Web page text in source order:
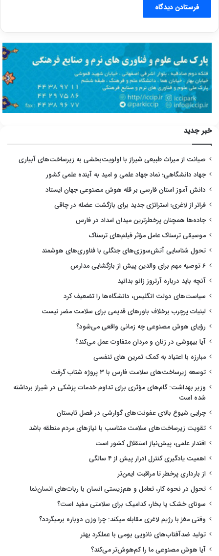
خبر جدید
صیانت از میراث طبیعی شیراز با اولویت‌بخشی به زیرساخت‌های آبیاری
جهاد دانشگاهی؛ نماد جهاد علمی و امید به آینده علمی کشور
دانش آموز استان فارسی بر قله هوش مصنوعی جهان ایستاد
فراتر از لاغری؛ استراتژی جدید برای بازگشت عضله در چاقی
جاده‌ها همچنان پرخطرترین میدان امداد در فارس
موسیقی ترسناک عامل مؤثر فیلم‌های ترسناک
تحول شناسایی آتش‌سوزی‌های جنگلی با فناوری‌های هوشمند
۶ توصیه مهم برای والدین پیش از بازگشایی مدارس
آنچه باید درباره آرتروز زانو بدانید
سیاست‌های دولت انگلیس، دانشگاه‌ها را تضعیف کرد
لبنیات پرچرب برخلاف باورهای قدیمی برای سلامت مضر نیست
رؤیای هوش مصنوعی چه زمانی واقعی می‌شود؟
آیا بیهوشی در زنان و مردان متفاوت عمل می‌کند؟
مبارزه با اعتیاد به کمک تمرین های تنفسی
توسعه زیرساخت‌های سلامت فارس با ۳ پروژه شتاب گرفت
وزیر بهداشت: گام‌های مؤثری برای تداوم خدمات پزشکی در شیراز برداشته
شده است
چرایی شیوع بالای عفونت‌های گوارشی در فصل تابستان
تقویت زیرساخت‌های سلامت متناسب با نیازهای مردم منطقه باشد
اقتدار علمی، پیش‌نیاز استقلال کشور است
اهمیت یادگیری کنترل ادرار پیش از ۴ سالگی
از بارداری پرخطر تا مراقبت ایمن‌تر
تحول در نحوه کار، تعامل و هم‌زیستی انسان با ربات‌های انسان‌نما
سونای خشک یا بخار، کدامیک برای سلامتی مفید است؟
وقتی مغز با رژیم لاغری مقابله میکند: چرا وزن دوباره برمیگردد؟
تولید ضدآفتاب‌های نانویی بومی با عملکرد بهتر
آیا هوش مصنوعی ما را کم‌هوش‌تر می‌کند؟